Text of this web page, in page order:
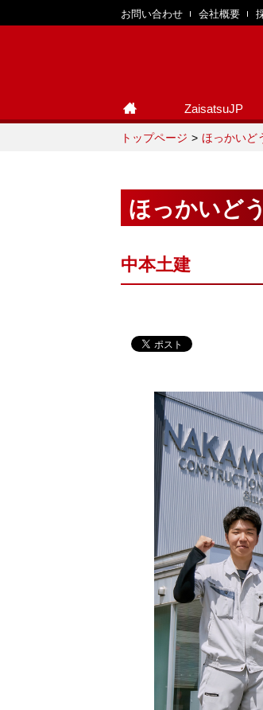
お問い合わせ 会社概要
ZaisatsuJP
トップページ ほっかいど
ほっかいど
中本土建